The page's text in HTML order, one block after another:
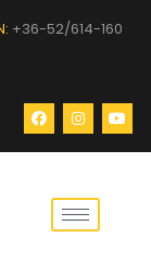
+36-52/614-160